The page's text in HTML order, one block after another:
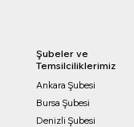
Şubeler ve
Temsilciliklerimiz
Ankara Şubesi
Bursa Şubesi
Denizli Şubesi